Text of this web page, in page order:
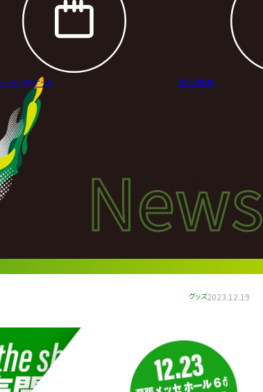
ール/チケット 試合結果
Newsニュース
News
グッズ2023.12.19